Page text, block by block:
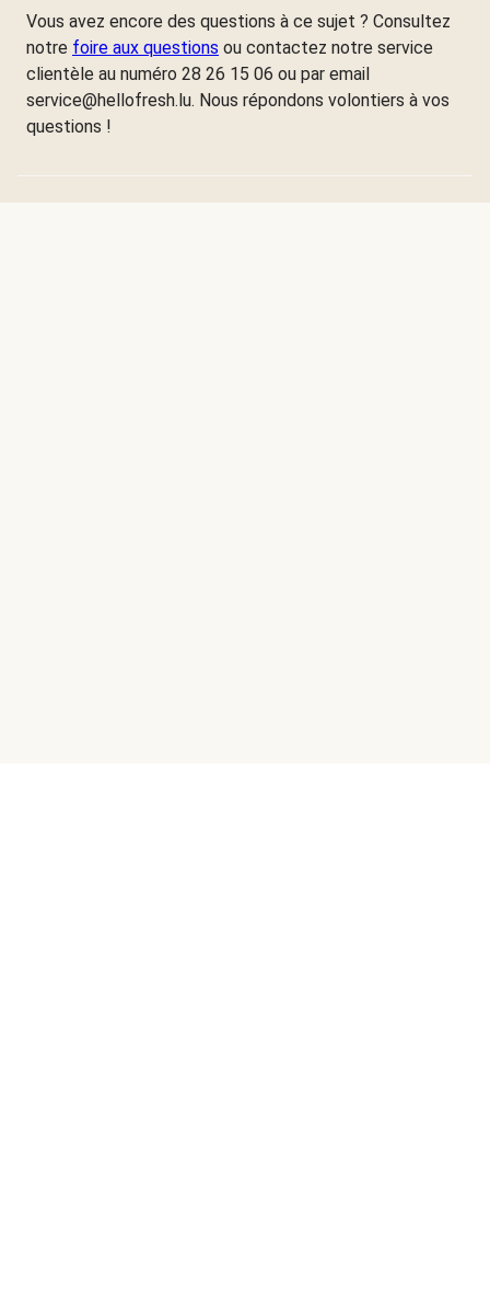
Vous avez encore des questions à ce sujet ? Consultez
notre foire aux questions ou contactez notre service
clientèle au numéro 28 26 15 06 ou par email
service@hellofresh.lu. Nous répondons volontiers à vos
questions !